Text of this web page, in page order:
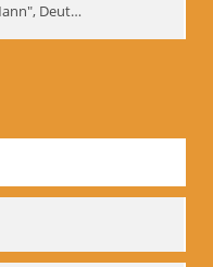
Inszenierung "Mann ist Mann", Deutsches Theater Berlin, 1997